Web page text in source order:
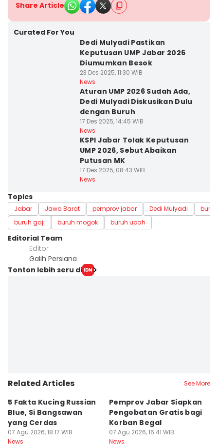
Share Article
Curated For You
Dedi Mulyadi Pastikan
Keputusan UMP Jabar 2026
Diumumkan Besok
23 Des 2025, 11:30 WIB
News
Aturan UMP 2026 Sudah Ada,
Dedi Mulyadi Diskusikan Dulu
dengan Buruh
17 Des 2025, 14:45 WIB
News
KSPI Jabar Tolak Keputusan
UMP 2026, Sebut Abaikan
Putusan MK
17 Des 2025, 08:43 WIB
News
Topics
Jabar Jawa Barat pemprov jabar Dedi Mulyadi
buruh
buruh gaji
buruh mogok buruh upah
Editorial Team
Editor
Galih Persiana
Tonton lebih seru di
Related Articles See More
5 Fakta Kucing Russian
Blue, Si Bangsawan
yang Cerdas
07 Agu 2026, 18:17 WIB
News
Pemprov Jabar Siapkan
Pengobatan Gratis bagi
Korban Begal
07 Agu 2026, 16:41 WIB
News